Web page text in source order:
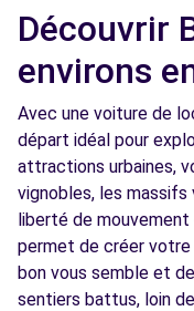
Free2Move Rent -
STRASBOURG (C)
35 RUE DU
Voir l'agence
Free2move Rent -
AUTOMOBILES -
200 avenue de
STRASBOURG,
Découvrir
environs
Avec une voiture de
départ idéal pour
attractions urbaines,
vignobles, les
liberté de
permet de créer votre
bon vous semble et
sentiers battus, loin